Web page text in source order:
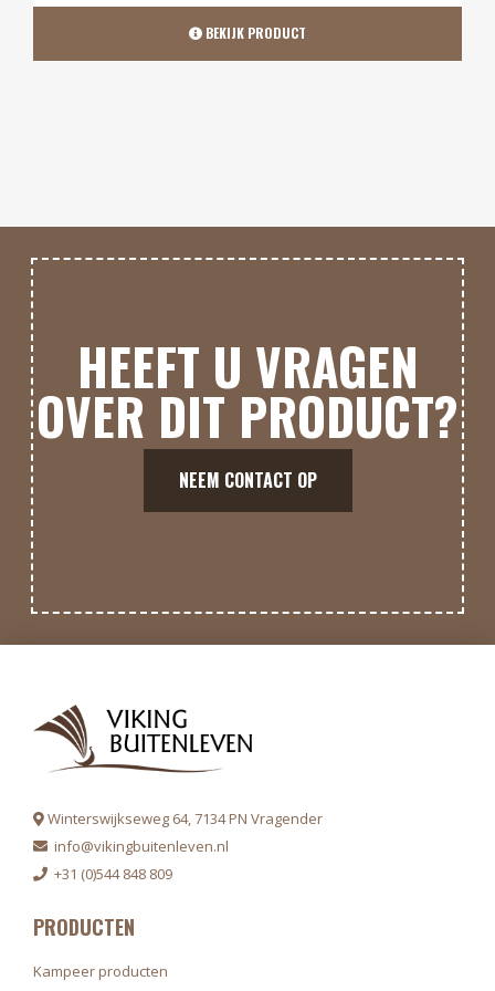
BEKIJK PRODUCT
HEEFT U VRAGEN
OVER DIT PRODUCT?
NEEM CONTACT OP
Winterswijkseweg 64, 7134 PN Vragender
info@vikingbuitenleven.nl
+31 (0)544 848 809
PRODUCTEN
Kampeer producten